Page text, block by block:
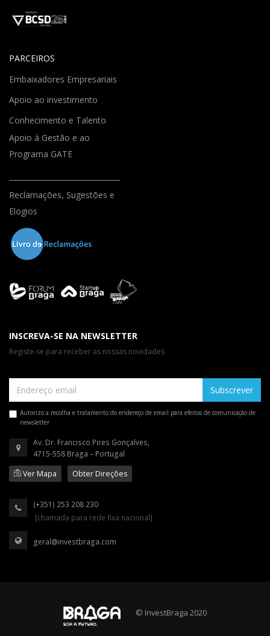
PARCEIROS
Embaixadores Empresariais
Apoio ao investimento
Conhecimento e Talento
Apoio à Gestão e ao
Programa GATE
Reclamações, Sugestões e
Elogios
INSCREVA-SE NA NEWSLETTER
Registe-se para receber as nossas novidades
Subscrever
Autorizo a recolha e tratamento do endereço de email para efeitos de comunicação de
newsletter
Av. Dr. Francisco Pires Gonçalves,
4715-558 Braga – Portugal
Ver Mapa
Obter Direções
(+351) 253 208 230
[chamada para rede fixa nacional]
geral@investbraga.com
© InvestBraga 2020